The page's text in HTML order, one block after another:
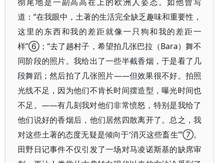
道：“在我眼中，土著的生活完全缺乏趣味和重要性，
这里的东西和我的差距就像一只狗和我的差距一
样”⑥；“去了趟村子，希望拍几张巴拉（Bara）舞不
同阶段的照片。我给出了一些半截香烟，于是看了几
段舞蹈；然后拍了几张照片——但效果很不好。拍照
光线不足，因为他们不肯长时间摆造型，曝光时间也
不足。——有几刻我对他们非常愤怒，特别是我给了
他们说好的香烟后，他们居然四散离开了。总之，我
对这些土著的态度无疑是倾向于‘消灭这些畜生’”⑦。
田野日记事件不仅引发了一场对马凌诺斯基的缺席审